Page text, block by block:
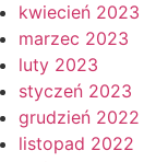
kwiecień 2023
marzec 2023
luty 2023
styczeń 2023
grudzień 2022
listopad 2022